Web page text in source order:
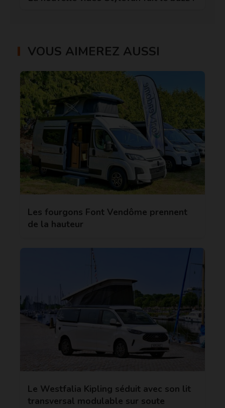
VOUS AIMEREZ AUSSI
Les fourgons Font Vendôme prennent
de la hauteur
Le Westfalia Kipling séduit avec son lit
transversal modulable sur soute